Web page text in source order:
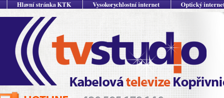
Hlavní stránka KTK Vysokorychlostní internet Optický